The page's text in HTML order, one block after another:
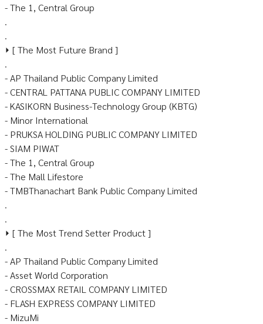
- The 1, Central Group
.
.
⏵ [ The Most Future Brand ]
.
- AP Thailand Public Company Limited
- CENTRAL PATTANA PUBLIC COMPANY LIMITED
- KASIKORN Business-Technology Group (KBTG)
- Minor International
- PRUKSA HOLDING PUBLIC COMPANY LIMITED
- SIAM PIWAT
- The 1, Central Group
- The Mall Lifestore
- TMBThanachart Bank Public Company Limited
.
.
⏵ [ The Most Trend Setter Product ]
.
- AP Thailand Public Company Limited
- Asset World Corporation
- CROSSMAX RETAIL COMPANY LIMITED
- FLASH EXPRESS COMPANY LIMITED
- MizuMi